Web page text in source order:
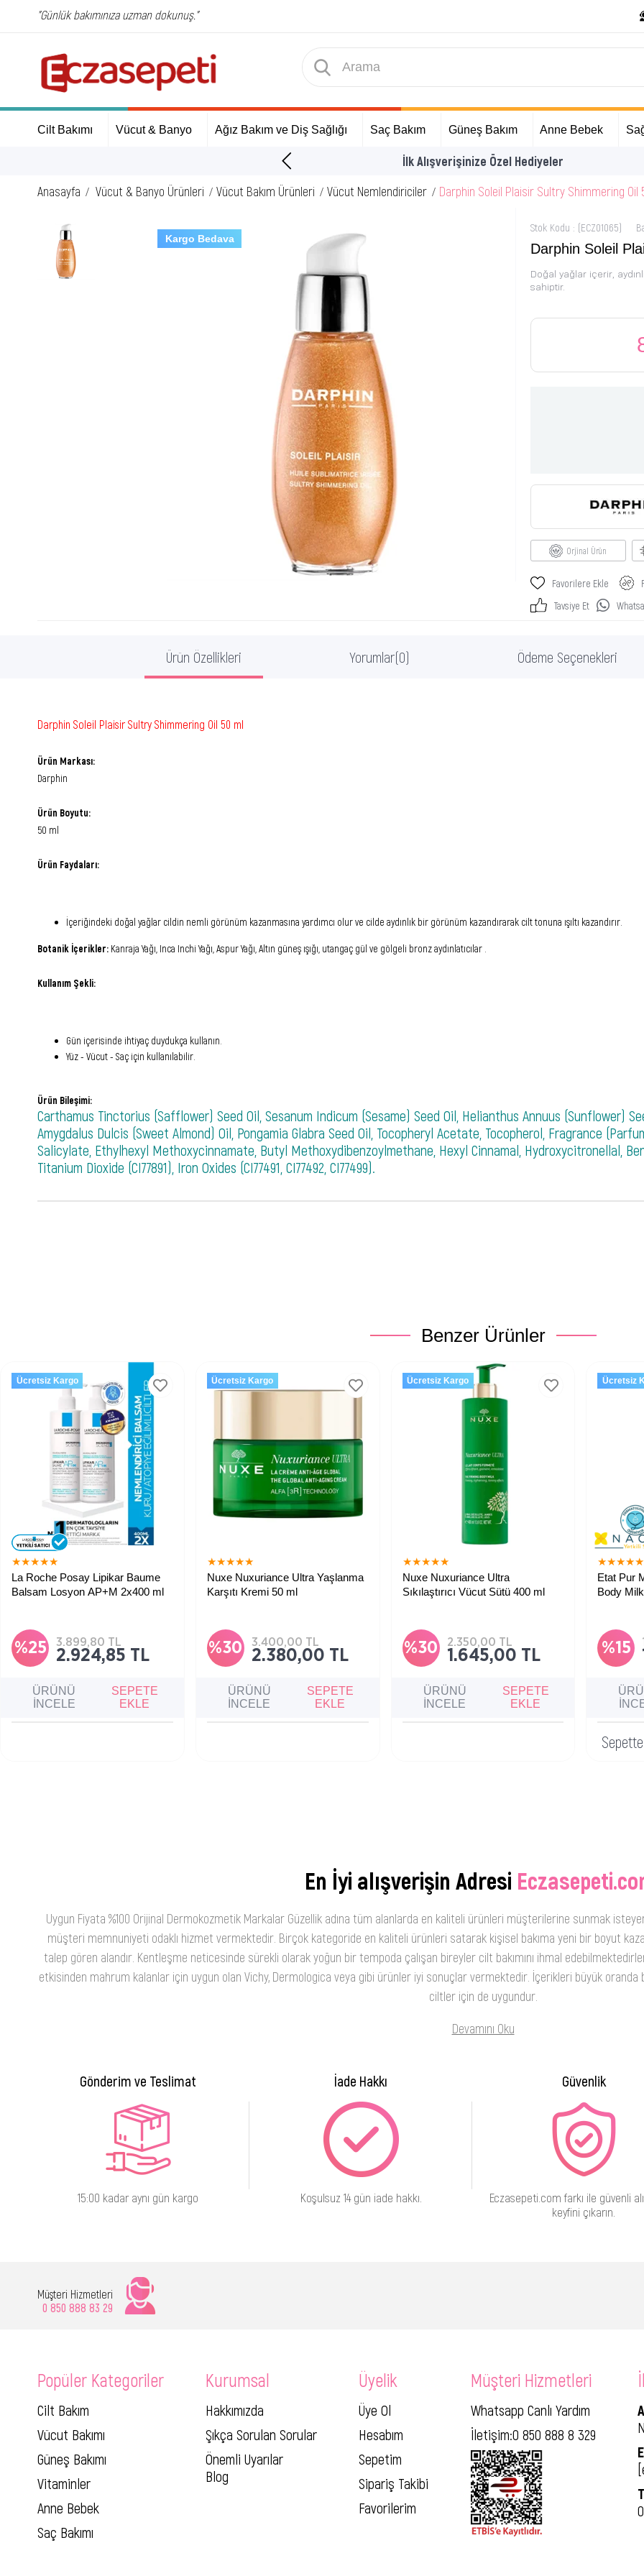
"Günlük bakımınıza uzman dokunuş."
Cilt Bakımı Vücut & Banyo Ağız Bakım ve Diş Sağlığı Saç Bakım Güneş Bakım Anne Bebek
İlk Alışverişinize Özel Hediyeler
Anasayfa
Vücut & Banyo Ürünleri Vücut Bakım Ürünleri Vücut Nemlendiriciler Darphin Soleil Plaisir Sultry Shimmering Oil
Kargo Bedava
Stok Kodu (ECZ01065)
Darphin Soleil
Doğal yağlar içerir,
sahiptir.
Orjinal Ürün
Favorilere Ekle
Tavsiye Et
Ürün Özellikleri Yorumlar(0) Ödeme Seçenekleri
Darphin Soleil Plaisir Sultry Shimmering Oil 50 ml
Ürün Markası:
Darphin
Ürün Boyutu:
50 ml
Ürün Faydaları:
İçeriğindeki doğal yağlar cildin nemli görünüm kazanmasına yardımcı olur ve cilde aydınlık bir görünüm kazandırarak cilt tonuna ışıltı kazandırır.
Botanik İçerikler: Kanraja Yağı, Inca Inchi Yağı, Aspur Yağı, Altın güneş ışığı, utangaç gül ve gölgeli bronz aydınlatıcılar .
Kullanım Şekli:
Gün içerisinde ihtiyaç duydukça kullanın.
Yüz - Vücut - Saç için kullanılabilir.
Ürün Bileşimi:
Carthamus Tinctorius (Safflower) Seed Oil, Sesanum Indicum (Sesame) Seed Oil, Helianthus Annuus (Sunflower)
Amygdalus Dulcis (Sweet Almond) Oil, Pongamia Glabra Seed Oil, Tocopheryl Acetate, Tocopherol, Fragrance
Salicylate, Ethylhexyl Methoxycinnamate, Butyl Methoxydibenzoylmethane, Hexyl Cinnamal, Hydroxycitronellal,
Titanium Dioxide (CI77891), Iron Oxides (CI77491, CI77492, CI77499).
Benzer Ürünler
★★★★★
La Roche Posay Lipikar Baume
Balsam Losyon AP+M 2x400 ml
%25 2.924,85 TL
3.899,80 TL
Ücretsiz Kargo
ÜRÜNÜ
İNCELE
SEPETE
EKLE
★★★★★
Nuxe Nuxuriance Ultra Yaşlanma
Karşıtı Kremi 50 ml
kremidir.
%30 2.380,00 TL
3.400,00 TL
Ücretsiz Kargo
ÜRÜNÜ
İNCELE
SEPETE
EKLE
★★★★★
Nuxe Nuxuriance Ultra
Sıkılaştırıcı Vücut Sütü 400 ml
sütüdür.
%30 1.645,00 TL
2.350,00 TL
Ücretsiz Kargo
ÜRÜNÜ
İNCELE
SEPETE
EKLE
★★★★★
Etat Pur
Body
%15
Ücretsiz
En İyi alışverişin Adresi
Uygun Fiyata %100 Orijinal Dermokozmetik Markalar Güzellik adına tüm alanlarda en kaliteli ürünleri müşterilerine sunmak
müşteri memnuniyeti odaklı hizmet vermektedir. Birçok kategoride en kaliteli ürünleri satarak kişisel bakıma yeni bir boyut
talep gören alandır. Kentleşme neticesinde sürekli olarak yoğun bir tempoda çalışan bireyler cilt bakımını ihmal
etkisinden mahrum kalanlar için uygun olan Vichy, Dermologica veya gibi ürünler iyi sonuçlar vermektedir. İçerikleri büyük
ciltler için de uygundur.
Devamını Oku
Gönderim ve Teslimat
15:00 kadar aynı gün kargo
İade Hakkı
Koşulsuz 14 gün iade hakkı.
Güvenlik
Eczasepeti.com farkı ile güvenli
keyfini çıkarın.
Müşteri Hizmetleri
0 850 888 83 29
Popüler Kategoriler
Cilt Bakım
Vücut Bakımı
Güneş Bakımı
Vitaminler
Anne Bebek
Saç Bakımı
Kurumsal
Hakkımızda
Şıkça Sorulan Sorular
Önemli Uyarılar
Blog
Üyelik
Üye Ol
Hesabım
Sepetim
Sipariş Takibi
Favorilerim
Müşteri Hizmetleri
Whatsapp Canlı Yardım
İletişim:0 850 888 8 329